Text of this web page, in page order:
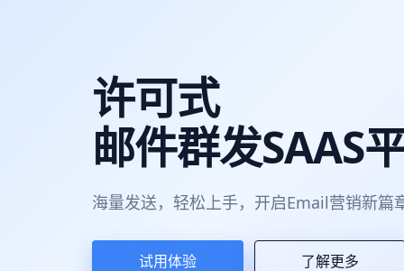
许可式
邮件群发SAAS
海量发送，轻松上手，开启Email营销新篇
试用体验 了解更多